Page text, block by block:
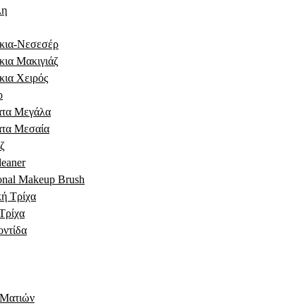
Νεσεσέρ
Μακιγιάζ
Χειρός
Μεγάλα
Μεσαία
Makeup Brush
Τρίχα